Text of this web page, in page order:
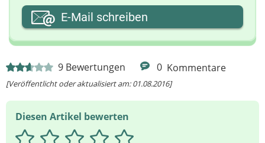
9 Bewertungen 0 Kommentare
[Veröffentlicht oder aktualisiert am: 01.08.2016]
Diesen Artikel bewerten
Ihre E-Mail-Adresse
Ihre Nachricht
E-Mail schreiben